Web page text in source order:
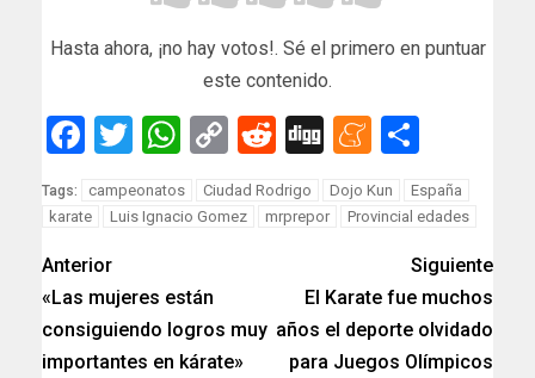
Hasta ahora, ¡no hay votos!. Sé el primero en puntuar
este contenido.
Facebook
Twitter
WhatsApp
Copy
Link
Reddit
Digg
Tags: campeonatos Ciudad Rodrigo Dojo Kun
España
karate
Luis Ignacio Gomez mrprepor Provincial edades
Anterior
«Las mujeres están
consiguiendo logros muy
importantes en kárate»
Siguiente
El Karate fue muchos
años el deporte olvidado
para Juegos Olímpicos